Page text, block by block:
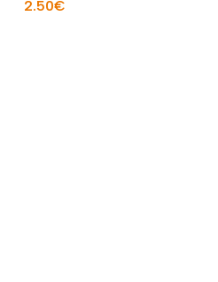
2.50€